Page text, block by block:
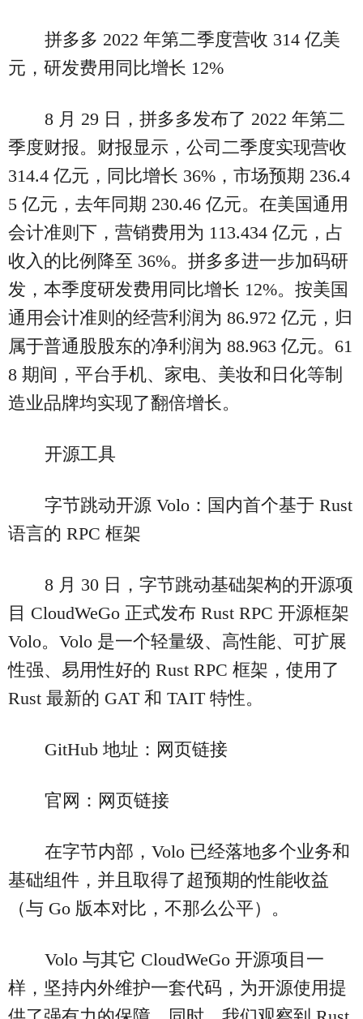
拼多多 2022 年第二季度营收 314 亿美
元，研发费用同比增长 12%
8 月 29 日，拼多多发布了 2022 年第二
季度财报。财报显示，公司二季度实现营收
314.4 亿元，同比增长 36%，市场预期 236.4
5 亿元，去年同期 230.46 亿元。在美国通用
会计准则下，营销费用为 113.434 亿元，占
收入的比例降至 36%。拼多多进一步加码研
发，本季度研发费用同比增长 12%。按美国
通用会计准则的经营利润为 86.972 亿元，归
属于普通股股东的净利润为 88.963 亿元。61
8 期间，平台手机、家电、美妆和日化等制
造业品牌均实现了翻倍增长。
开源工具
字节跳动开源 Volo：国内首个基于 Rust
语言的 RPC 框架
8 月 30 日，字节跳动基础架构的开源项
目 CloudWeGo 正式发布 Rust RPC 开源框架
Volo。Volo 是一个轻量级、高性能、可扩展
性强、易用性好的 Rust RPC 框架，使用了
Rust 最新的 GAT 和 TAIT 特性。
GitHub 地址：网页链接
官网：网页链接
在字节内部，Volo 已经落地多个业务和
基础组件，并且取得了超预期的性能收益
（与 Go 版本对比，不那么公平）。
Volo 与其它 CloudWeGo 开源项目一
样，坚持内外维护一套代码，为开源使用提